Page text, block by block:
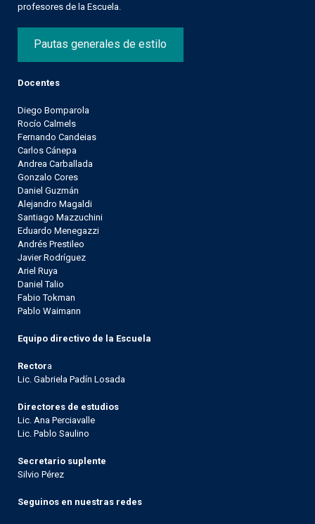
profesores de la Escuela.
Pautas generales de estilo
Docentes
Diego Bomparola
Rocío Calmels
Fernando Candeias
Carlos Cánepa
Andrea Carballada
Gonzalo Cores
Daniel Guzmán
Alejandro Magaldi
Santiago Mazzuchini
Eduardo Menegazzi
Andrés Prestileo
Javier Rodríguez
Ariel Ruya
Daniel Talio
Fabio Tokman
Pablo Waimann
Equipo directivo de la Escuela
Rectora
Lic. Gabriela Padín Losada
Directores de estudios
Lic. Ana Perciavalle
Lic. Pablo Saulino
Secretario suplente
Silvio Pérez
Seguinos en nuestras redes